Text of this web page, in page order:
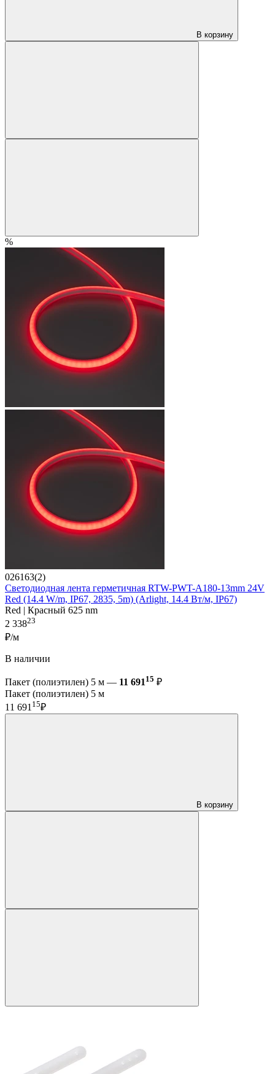
В корзину
%
026163(2)
Светодиодная лента герметичная RTW-PWT-A180-13mm 24V
Red (14.4 W/m, IP67, 2835, 5m) (Arlight, 14.4 Вт/м, IP67)
Red | Красный 625 nm
2 33823
₽/м
В наличии
Пакет (полиэтилен) 5 м — 11 691 15 ₽
Пакет (полиэтилен) 5 м
11 691 15₽
В корзину